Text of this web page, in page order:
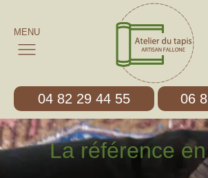
MENU
04 82 29 44 55 06
La référence